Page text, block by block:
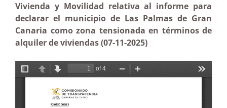
Vivienda y Movilidad relativa al informe para
declarar el municipio de Las Palmas de Gran
Canaria como zona tensionada en términos de
alquiler de viviendas (07-11-2025)